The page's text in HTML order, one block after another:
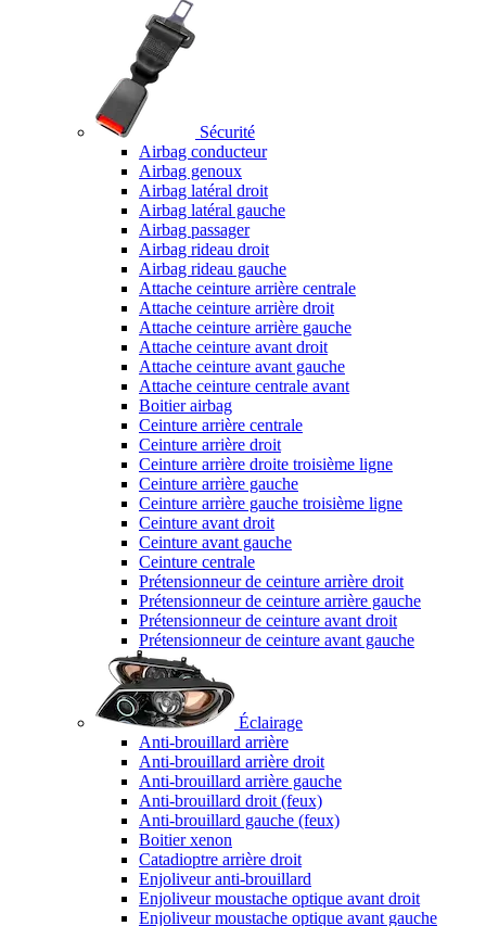
Sécurité
Airbag conducteur
Airbag genoux
Airbag latéral droit
Airbag latéral gauche
Airbag passager
Airbag rideau droit
Airbag rideau gauche
Attache ceinture arrière centrale
Attache ceinture arrière droit
Attache ceinture arrière gauche
Attache ceinture avant droit
Attache ceinture avant gauche
Attache ceinture centrale avant
Boitier airbag
Ceinture arrière centrale
Ceinture arrière droit
Ceinture arrière droite troisième ligne
Ceinture arrière gauche
Ceinture arrière gauche troisième ligne
Ceinture avant droit
Ceinture avant gauche
Ceinture centrale
Prétensionneur de ceinture arrière droit
Prétensionneur de ceinture arrière gauche
Prétensionneur de ceinture avant droit
Prétensionneur de ceinture avant gauche
Éclairage
Anti-brouillard arrière
Anti-brouillard arrière droit
Anti-brouillard arrière gauche
Anti-brouillard droit (feux)
Anti-brouillard gauche (feux)
Boitier xenon
Catadioptre arrière droit
Enjoliveur anti-brouillard
Enjoliveur moustache optique avant droit
Enjoliveur moustache optique avant gauche